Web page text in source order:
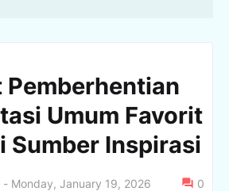
Pemberhentian
Umum Favorit
Sumber Inspirasi
- Monday, January 19, 2026 0